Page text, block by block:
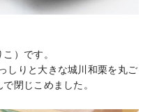
）です。
しりと大きな城川和栗を丸ご
閉じこめました。